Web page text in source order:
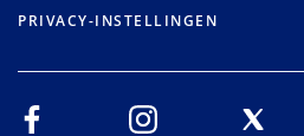
PRIVACY-INSTELLINGEN